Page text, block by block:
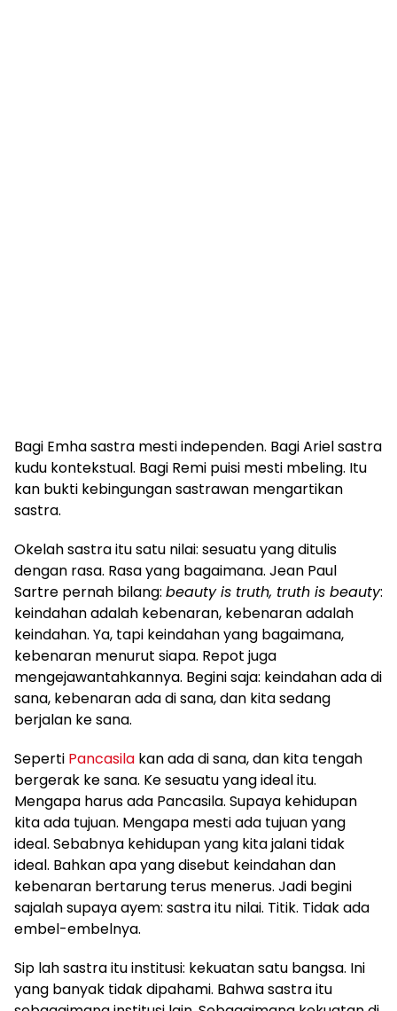
Bagi Emha sastra mesti independen. Bagi Ariel sastra
kudu kontekstual. Bagi Remi puisi mesti mbeling. Itu
kan bukti kebingungan sastrawan mengartikan
sastra.
Okelah sastra itu satu nilai: sesuatu yang ditulis
dengan rasa. Rasa yang bagaimana. Jean Paul
Sartre pernah bilang: beauty is truth, truth is beauty:
keindahan adalah kebenaran, kebenaran adalah
keindahan. Ya, tapi keindahan yang bagaimana,
kebenaran menurut siapa. Repot juga
mengejawantahkannya. Begini saja: keindahan ada di
sana, kebenaran ada di sana, dan kita sedang
berjalan ke sana.
Seperti Pancasila kan ada di sana, dan kita tengah
bergerak ke sana. Ke sesuatu yang ideal itu.
Mengapa harus ada Pancasila. Supaya kehidupan
kita ada tujuan. Mengapa mesti ada tujuan yang
ideal. Sebabnya kehidupan yang kita jalani tidak
ideal. Bahkan apa yang disebut keindahan dan
kebenaran bertarung terus menerus. Jadi begini
sajalah supaya ayem: sastra itu nilai. Titik. Tidak ada
embel-embelnya.
Sip lah sastra itu institusi: kekuatan satu bangsa. Ini
yang banyak tidak dipahami. Bahwa sastra itu